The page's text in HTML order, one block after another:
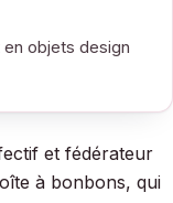
objets design
et fédérateur
à bonbons, qui